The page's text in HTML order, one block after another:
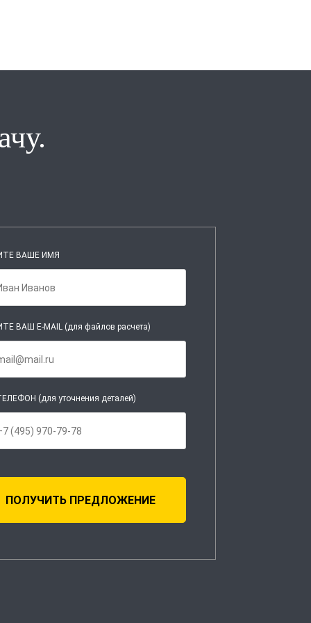
ВАШЕ ИМЯ
ВАШ E-MAIL (для файлов расчета)
(для уточнения деталей)